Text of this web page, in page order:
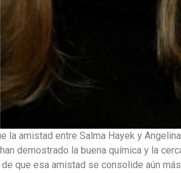
la amistad entre Salma Hayek y
demostrado la buena química y la
que esa amistad se consolide aún